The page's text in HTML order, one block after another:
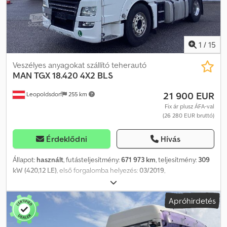
1 / 15
Leopoldsdorf 255 km
Veszélyes anyagokat szállító teherautó
MAN TGX 18.420 4X2 BLS
21 900 EUR
Fix ár plusz ÁFA-val
(26 280 EUR bruttó)
Érdeklődni Hívás
Állapot: használt, futásteljesítmény:671 973 km, teljesítmény: 309
kW (420,12 LE), első forgalomba helyezés:03/2019,
, össztömeg:
4x2, tengelytáv:3 600 mm, szín:fehér, vezetőfülke:alvófülke,
hajtástípus:
automata, kibocsátási osztály:Euro 6 , felfüggesztés:
acél-levegő
, Gyártási év: 2019, Felszereltség:
ABS, alacsony
zajszint, differenciálzár, fedélzeti számítógép, hidraulika,
Apróhirdetés